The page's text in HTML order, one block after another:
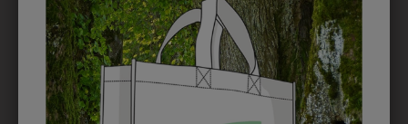
EMBLEM
Kann gestickt oder bedruckt werden. Sehr vielseitig
einsetzbar und beim Sticken wieder ab 1 Stück
möglich.